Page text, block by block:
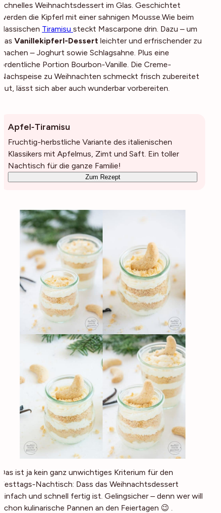
schnelles Weihnachtsdessert im Glas. Geschichtet
werden die Kipferl mit einer sahnigen Mousse.Wie beim
klassischen Tiramisu steckt Mascarpone drin. Dazu – um
das Vanillekipferl-Dessert leichter und erfrischender zu
machen – Joghurt sowie Schlagsahne. Plus eine
ordentliche Portion Bourbon-Vanille. Die Creme-
Nachspeise zu Weihnachten schmeckt frisch zubereitet
gut, lässt sich aber auch wunderbar vorbereiten.
Apfel-Tiramisu
Fruchtig-herbstliche Variante des italienischen
Klassikers mit Apfelmus, Zimt und Saft. Ein toller
Nachtisch für die ganze Familie!
Zum Rezept
Das ist ja kein ganz unwichtiges Kriterium für den
Festtags-Nachtisch: Dass das Weihnachtsdessert
einfach und schnell fertig ist. Gelingsicher – denn wer will
schon kulinarische Pannen an den Feiertagen 😉 .